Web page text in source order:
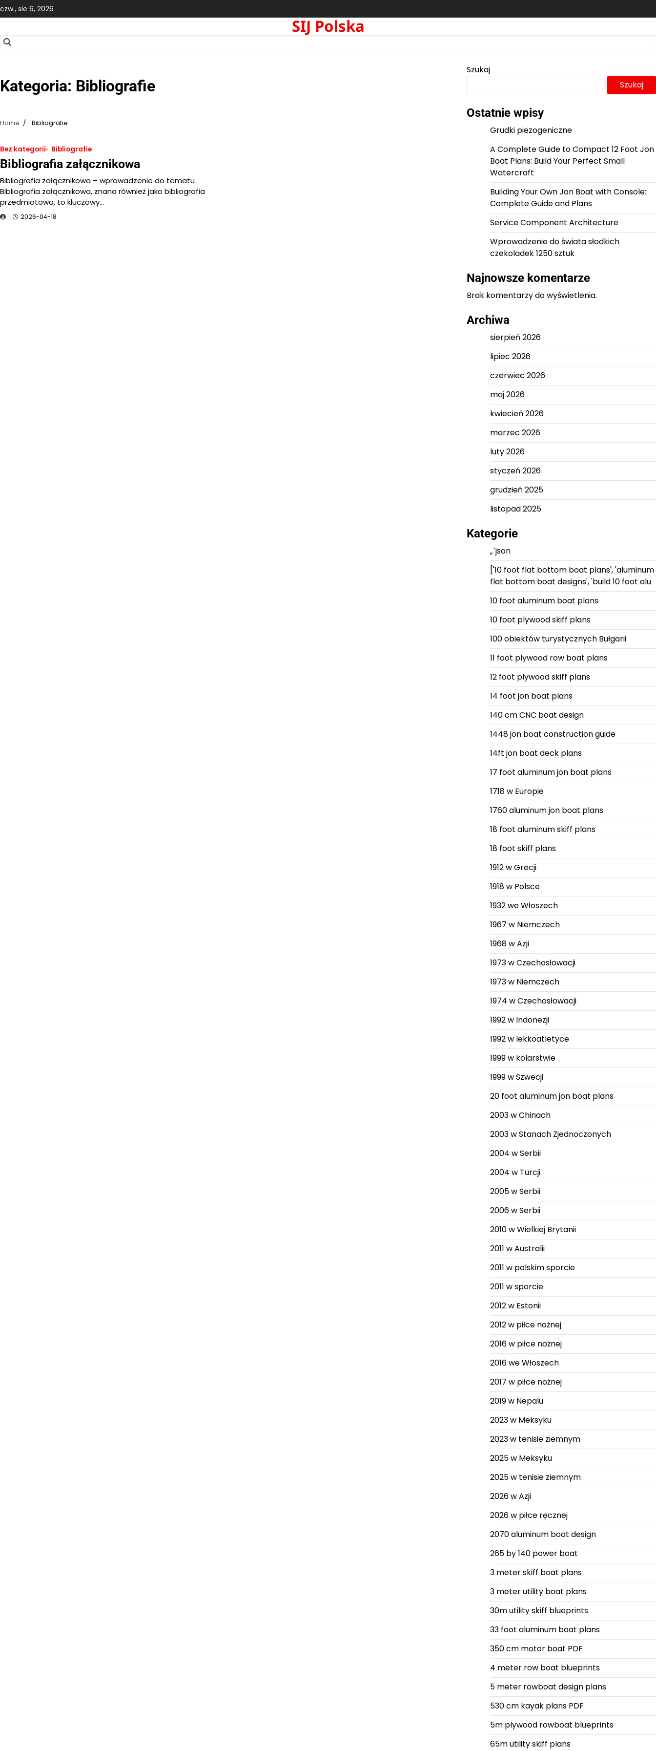
Skip
to
czw., sie 6, 2026
SIJ Polska
Kategoria: Bibliografie
Home Bibliografie
Bez kategorii Bibliografie
Bibliografia załącznikowa
Bibliografia załącznikowa – wprowadzenie do tematu
Bibliografia załącznikowa, znana również jako bibliografia
przedmiotowa, to kluczowy…
2026-04-18
Szukaj
Szukaj
Ostatnie wpisy
Grudki piezogeniczne
A Complete Guide to Compact 12 Foot Jon
Boat Plans: Build Your Perfect Small
Watercraft
Building Your Own Jon Boat with Console:
Complete Guide and Plans
Service Component Architecture
Wprowadzenie do świata słodkich
czekoladek 1250 sztuk
Najnowsze komentarze
Brak komentarzy do wyświetlenia.
Archiwa
sierpień 2026
lipiec 2026
czerwiec 2026
maj 2026
kwiecień 2026
marzec 2026
luty 2026
styczeń 2026
grudzień 2025
listopad 2025
Kategorie
„`json
['10 foot flat bottom boat plans', 'aluminum
flat bottom boat designs', 'build 10 foot alu
10 foot aluminum boat plans
10 foot plywood skiff plans
100 obiektów turystycznych Bułgarii
11 foot plywood row boat plans
12 foot plywood skiff plans
14 foot jon boat plans
140 cm CNC boat design
1448 jon boat construction guide
14ft jon boat deck plans
17 foot aluminum jon boat plans
1718 w Europie
1760 aluminum jon boat plans
18 foot aluminum skiff plans
18 foot skiff plans
1912 w Grecji
1918 w Polsce
1932 we Włoszech
1967 w Niemczech
1968 w Azji
1973 w Czechosłowacji
1973 w Niemczech
1974 w Czechosłowacji
1992 w Indonezji
1992 w lekkoatletyce
1999 w kolarstwie
1999 w Szwecji
20 foot aluminum jon boat plans
2003 w Chinach
2003 w Stanach Zjednoczonych
2004 w Serbii
2004 w Turcji
2005 w Serbii
2006 w Serbii
2010 w Wielkiej Brytanii
2011 w Australii
2011 w polskim sporcie
2011 w sporcie
2012 w Estonii
2012 w piłce nożnej
2016 w piłce nożnej
2016 we Włoszech
2017 w piłce nożnej
2019 w Nepalu
2023 w Meksyku
2023 w tenisie ziemnym
2025 w Meksyku
2025 w tenisie ziemnym
2026 w Azji
2026 w piłce ręcznej
2070 aluminum boat design
265 by 140 power boat
3 meter skiff boat plans
3 meter utility boat plans
30m utility skiff blueprints
33 foot aluminum boat plans
350 cm motor boat PDF
4 meter row boat blueprints
5 meter rowboat design plans
530 cm kayak plans PDF
5m plywood rowboat blueprints
65m utility skiff plans